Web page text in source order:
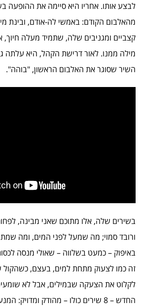
לבצע אותו. אחריו היא סיימה את ההופעה
מהאלבום הקודם: באמשי לה-אודם, ובינת
קצביים ומגניבים שלה, שתמיד מעלה חיוך,
מילה ממנו. לאור דרישת הקהל, היא עלתה
השיר שסוגר את האלבום הראשון, "בוהה".
בשירים שלה, אלו מתוכם שאני מבינה,
ורובד סמוי; מה שמעל לפני המים, ומה
באיפוק – כמעט בשלווה – שאולי מנסה
זה כמו לצעוק מתחת למים, בעצם,
לקלוט את הצעקה שבמילים, אבל לא
החדש – 8 שירים כולו – מהודק